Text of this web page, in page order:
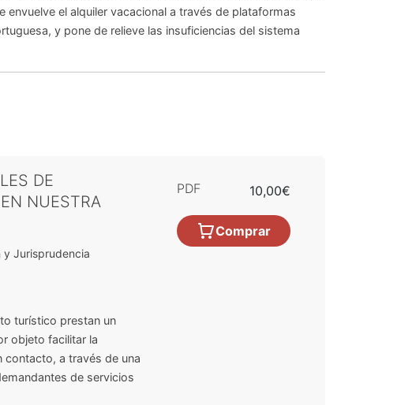
el alquiler vacacional a través de plataformas
y pone de relieve las insuficiencias del sistema
DE
NUESTRA
y Jurisprudencia
turístico prestan un
objeto facilitar la
contacto, a través de una
de servicios
PDF 10,00€
Comprar